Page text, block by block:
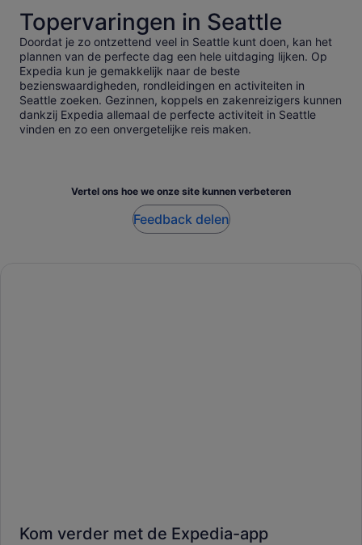
Topervaringen in Seattle
Doordat je zo ontzettend veel in Seattle kunt doen, kan het
plannen van de perfecte dag een hele uitdaging lijken. Op
Expedia kun je gemakkelijk naar de beste
bezienswaardigheden, rondleidingen en activiteiten in
Seattle zoeken. Gezinnen, koppels en zakenreizigers kunnen
dankzij Expedia allemaal de perfecte activiteit in Seattle
vinden en zo een onvergetelijke reis maken.
Vertel ons hoe we onze site kunnen verbeteren
Feedback delen
Kom verder met de Expedia-app